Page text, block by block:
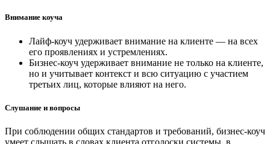
Внимание коуча
Лайф-коуч удерживает внимание на клиенте — на всех
его проявлениях и устремлениях.
Бизнес-коуч удерживает внимание не только на клиенте,
но и учитывает контекст и всю ситуацию с участием
третьих лиц, которые влияют на него.
Слушание и вопросы
При соблюдении общих стандартов и требований, бизнес-коуч
умеет слышать в словах клиента отголоски системы, в